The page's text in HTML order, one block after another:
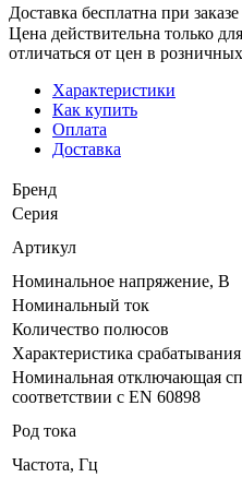
Доставка бесплатна при
Цена действительна только
отличаться от цен в
Характеристики
Как купить
Оплата
Доставка
Бренд
Серия
Артикул
Номинальное напряжение, В
Номинальный ток
Количество полюсов
Характеристика срабатывания
Номинальная отключающая
соответствии с EN 60898
Род тока
Частота, Гц